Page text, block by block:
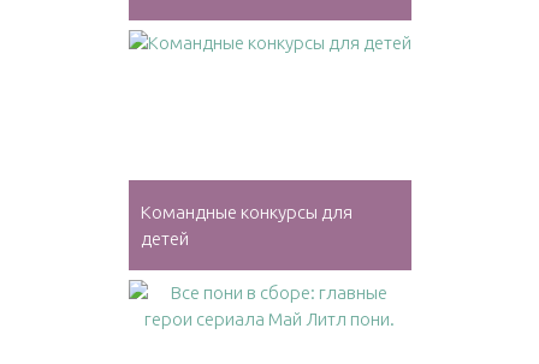
Командные конкурсы для
детей